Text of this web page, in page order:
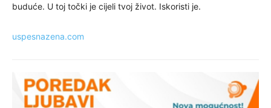
buduće. U toj točki je cijeli tvoj život. Iskoristi je.
uspesnazena.com